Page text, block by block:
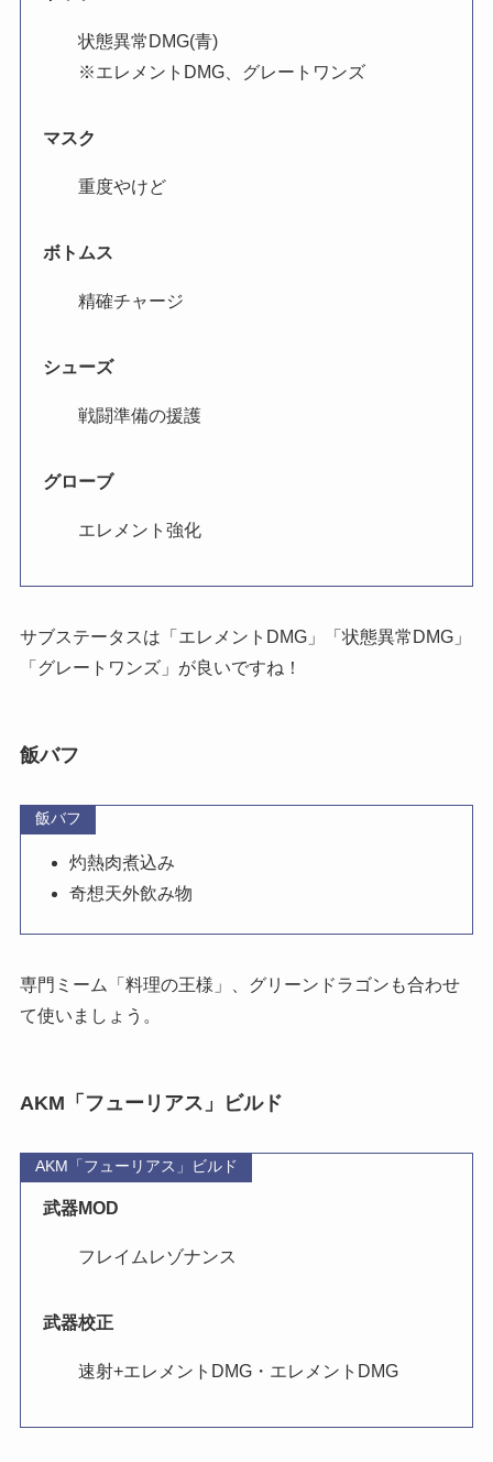
状態異常DMG(青)
※エレメントDMG、グレートワンズ
マスク
重度やけど
ボトムス
精確チャージ
シューズ
戦闘準備の援護
グローブ
エレメント強化
サブステータスは「エレメントDMG」「状態異常DMG」
「グレートワンズ」が良いですね！
飯バフ
飯バフ
灼熱肉煮込み
奇想天外飲み物
専門ミーム「料理の王様」、グリーンドラゴンも合わせ
て使いましょう。
AKM「フューリアス」ビルド
AKM「フューリアス」ビルド
武器MOD
フレイムレゾナンス
武器校正
速射+エレメントDMG・エレメントDMG